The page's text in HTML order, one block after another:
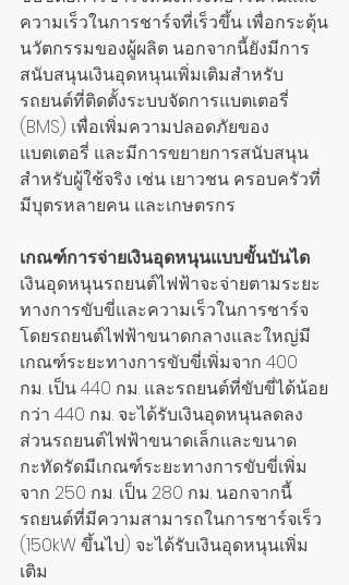
ความเร็วในการชาร์จที่เร็วขึ้น เพื่อกระตุ้น
นวัตกรรมของผู้ผลิต นอกจากนี้ยังมีการ
สนับสนุนเงินอุดหนุนเพิ่มเติมสำหรับ
รถยนต์ที่ติดตั้งระบบจัดการแบตเตอรี่
(BMS) เพื่อเพิ่มความปลอดภัยของ
แบตเตอรี่ และมีการขยายการสนับสนุน
สำหรับผู้ใช้จริง เช่น เยาวชน ครอบครัวที่
มีบุตรหลายคน และเกษตรกร
เกณฑ์การจ่ายเงินอุดหนุนแบบขั้นบันได
เงินอุดหนุนรถยนต์ไฟฟ้าจะจ่ายตามระยะ
ทางการขับขี่และความเร็วในการชาร์จ
โดยรถยนต์ไฟฟ้าขนาดกลางและใหญ่มี
เกณฑ์ระยะทางการขับขี่เพิ่มจาก 400
กม. เป็น 440 กม. และรถยนต์ที่ขับขี่ได้น้อย
กว่า 440 กม. จะได้รับเงินอุดหนุนลดลง
ส่วนรถยนต์ไฟฟ้าขนาดเล็กและขนาด
กะทัดรัดมีเกณฑ์ระยะทางการขับขี่เพิ่ม
จาก 250 กม. เป็น 280 กม. นอกจากนี้
รถยนต์ที่มีความสามารถในการชาร์จเร็ว
(150kW ขึ้นไป) จะได้รับเงินอุดหนุนเพิ่ม
เติม